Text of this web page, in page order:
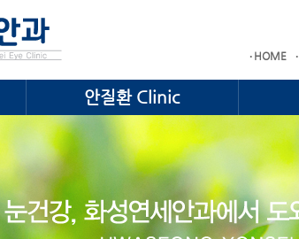
HOME
안질환 Clinic